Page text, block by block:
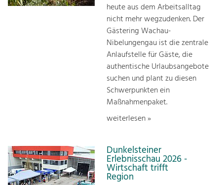
heute aus dem Arbeitsalltag
nicht mehr wegzudenken. Der
Gästering Wachau-
Nibelungengau ist die zentrale
Anlaufstelle für Gäste, die
authentische Urlaubsangebote
suchen und plant zu diesen
Schwerpunkten ein
Maßnahmenpaket.
weiterlesen »
Dunkelsteiner
Erlebnisschau 2026 -
Wirtschaft trifft
Region